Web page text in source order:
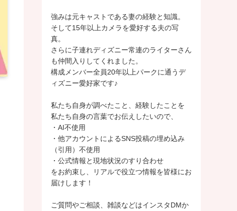
強みは元キャストである妻の経験と知識。
そして15年以上カメラを愛好する夫の写
真。
さらに子連れディズニー常連のライターさん
も仲間入りしてくれました。
構成メンバー全員20年以上パークに通うデ
ィズニー愛好家です♪
私たち自身が調べたこと、経験したことを
私たち自身の言葉でお伝えしたいので、
・AI不使用
・他アカウントによるSNS投稿の埋め込み
（引用）不使用
・公式情報と現地状況のすり合わせ
をお約束し、リアルで役立つ情報を皆様にお
届けします！
ご質問やご相談、雑談などはインスタDMか